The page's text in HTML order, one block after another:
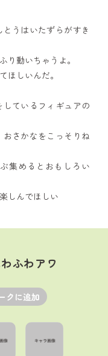
うはいたずらがすき
り動いちゃうよ。
ほしいんだ。
ているフィギュアの
さかなをこっそりね
集めるとおもしろい
しんでほしい
ふわアワ
クに追加